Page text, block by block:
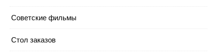
Советские фильмы
Стол заказов